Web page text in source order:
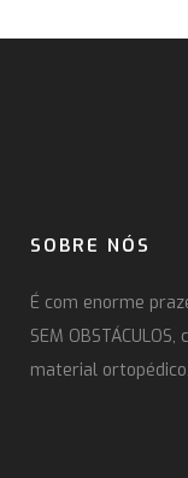
SOBRE NÓS
É com enorme
SEM
material